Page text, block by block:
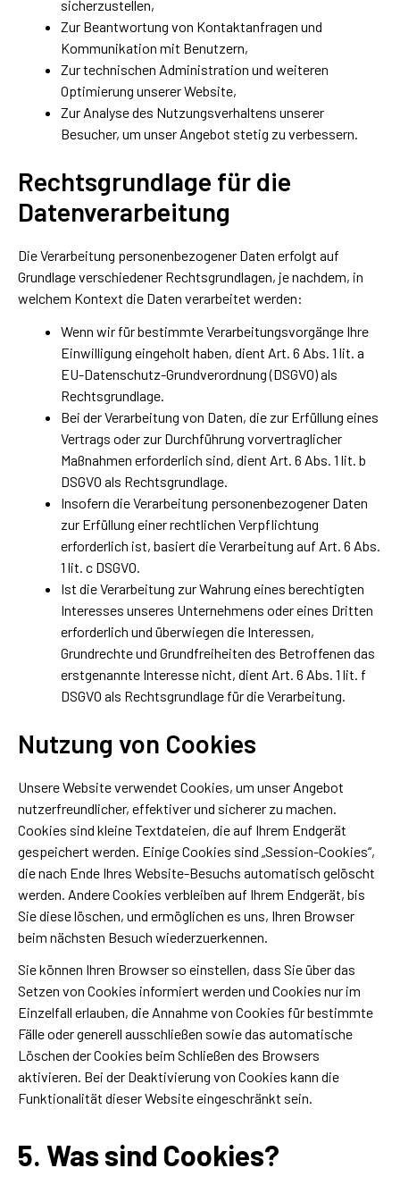
sicherzustellen,
Zur Beantwortung von Kontaktanfragen und
Kommunikation mit Benutzern,
Zur technischen Administration und weiteren
Optimierung unserer Website,
Zur Analyse des Nutzungsverhaltens unserer
Besucher, um unser Angebot stetig zu verbessern.
Rechtsgrundlage für die
Datenverarbeitung
Die Verarbeitung personenbezogener Daten erfolgt auf
Grundlage verschiedener Rechtsgrundlagen, je nachdem, in
welchem Kontext die Daten verarbeitet werden:
Wenn wir für bestimmte Verarbeitungsvorgänge Ihre
Einwilligung eingeholt haben, dient Art. 6 Abs. 1 lit. a
EU-Datenschutz-Grundverordnung (DSGVO) als
Rechtsgrundlage.
Bei der Verarbeitung von Daten, die zur Erfüllung eines
Vertrags oder zur Durchführung vorvertraglicher
Maßnahmen erforderlich sind, dient Art. 6 Abs. 1 lit. b
DSGVO als Rechtsgrundlage.
Insofern die Verarbeitung personenbezogener Daten
zur Erfüllung einer rechtlichen Verpflichtung
erforderlich ist, basiert die Verarbeitung auf Art. 6 Abs.
1 lit. c DSGVO.
Ist die Verarbeitung zur Wahrung eines berechtigten
Interesses unseres Unternehmens oder eines Dritten
erforderlich und überwiegen die Interessen,
Grundrechte und Grundfreiheiten des Betroffenen das
erstgenannte Interesse nicht, dient Art. 6 Abs. 1 lit. f
DSGVO als Rechtsgrundlage für die Verarbeitung.
Nutzung von Cookies
Unsere Website verwendet Cookies, um unser Angebot
nutzerfreundlicher, effektiver und sicherer zu machen.
Cookies sind kleine Textdateien, die auf Ihrem Endgerät
gespeichert werden. Einige Cookies sind „Session-Cookies“,
die nach Ende Ihres Website-Besuchs automatisch gelöscht
werden. Andere Cookies verbleiben auf Ihrem Endgerät, bis
Sie diese löschen, und ermöglichen es uns, Ihren Browser
beim nächsten Besuch wiederzuerkennen.
Sie können Ihren Browser so einstellen, dass Sie über das
Setzen von Cookies informiert werden und Cookies nur im
Einzelfall erlauben, die Annahme von Cookies für bestimmte
Fälle oder generell ausschließen sowie das automatische
Löschen der Cookies beim Schließen des Browsers
aktivieren. Bei der Deaktivierung von Cookies kann die
Funktionalität dieser Website eingeschränkt sein.
5. Was sind Cookies?